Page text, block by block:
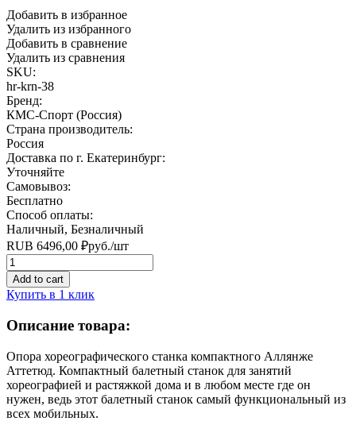
Добавить в избранное
Удалить из избранного
Добавить в сравнение
Удалить из сравнения
SKU:
hr-krn-38
Бренд:
КМС-Спорт (Россия)
Страна производитель:
Россия
Доставка по г. Екатеринбург:
Уточняйте
Самовывоз:
Бесплатно
Способ оплаты:
Наличный, Безналичный
RUB 6496,00 ₽руб./шт
Quantity
Add to cart
Купить в 1 клик
Описание товара:
Опора хореографического станка компактного Аллянже
Аттетюд. Компактный балетный станок для занятий
хореографией и растяжкой дома и в любом месте где он
нужен, ведь этот балетный станок самый функциональный из
всех мобильных.